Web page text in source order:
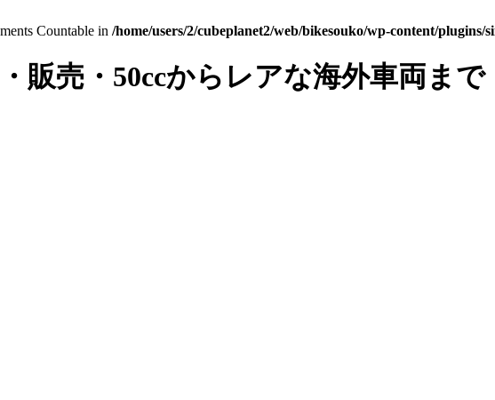
Countable in /home/users/2/cubeplanet2/web/bikesouko/wp-content/plugins/
販売・50ccからレアな海外車両まで